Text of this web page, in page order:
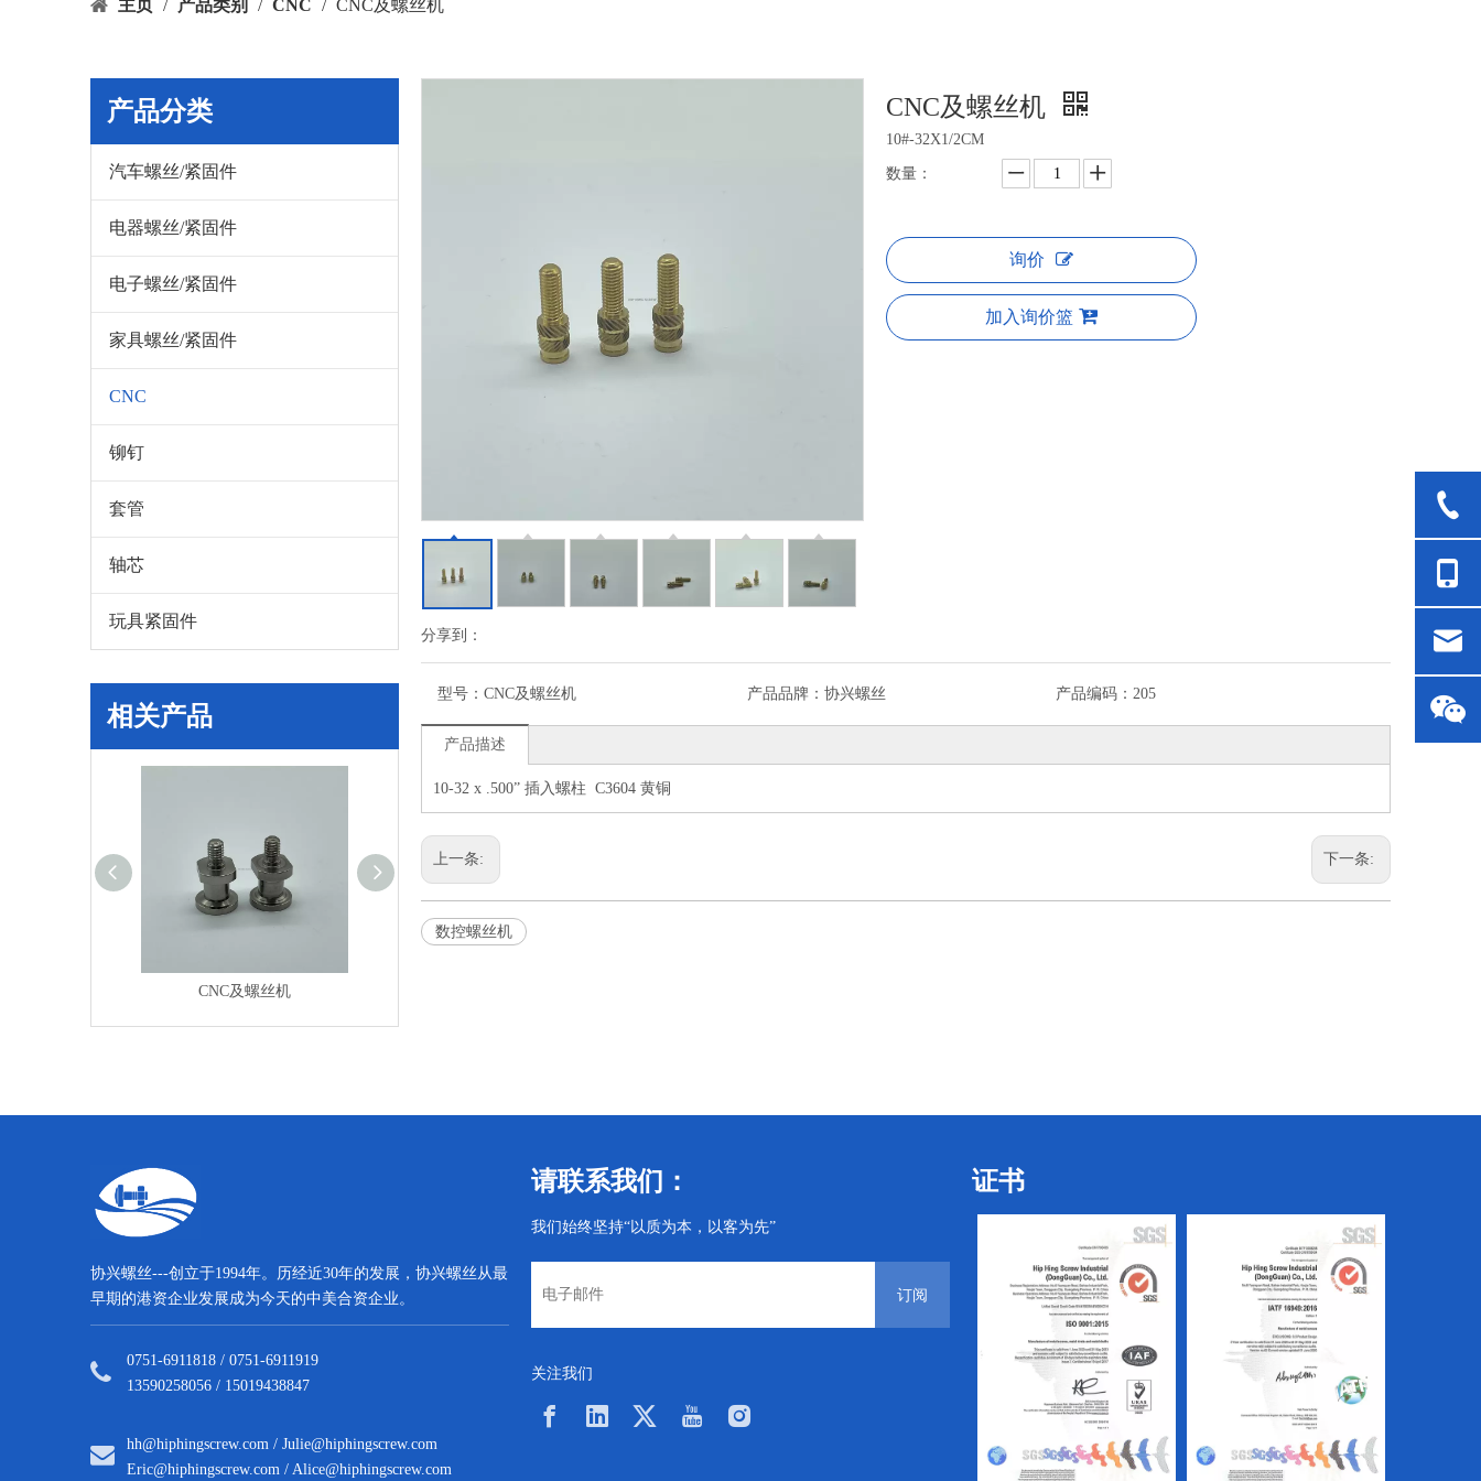
主页 / 产品类别 / CNC / CNC及螺丝机
产品分类
汽车螺丝/紧固件
电器螺丝/紧固件
电子螺丝/紧固件
家具螺丝/紧固件
CNC
铆钉
套管
轴芯
玩具紧固件
相关产品
CNC及螺丝机
分享到：
CNC及螺丝机
10#-32X1/2CM
数量：
询价
加入询价篮
型号： CNC及螺丝机 产品品牌： 协兴螺丝 产品编码： 205
产品描述
10-32 x .500” 插入螺柱 C3604 黄铜
上一条: 下一条:
数控螺丝机
协兴螺丝---创立于1994年。历经近30年的发展，协兴螺丝从最
早期的港资企业发展成为今天的中美合资企业。
0751-6911818 / 0751-6911919
13590258056 / 15019438847
hh@hiphingscrew.com /Julie@hiphingscrew.com
Eric@hiphingscrew.com /Alice@hiphingscrew.com
请联系我们：
我们始终坚持“以质为本，以客为先”
订阅
关注我们
证书